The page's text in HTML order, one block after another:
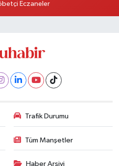
Al Eczaneler
Trafik Durumu
Tüm Manşetler
Haber Arşivi